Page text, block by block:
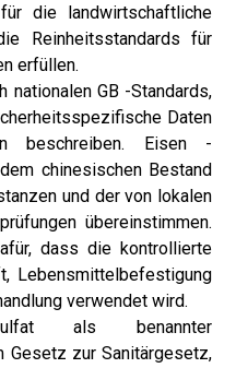
für die landwirtschaftliche
Reinheitsstandards für
erfüllen.
nationalen GB -Standards,
Daten
beschreiben. Eisen -
chinesischen Bestand
und der von lokalen
übereinstimmen.
dass die kontrollierte
Lebensmittelbefestigung
verwendet wird.
als benannter
Gesetz zur Sanitärgesetz,